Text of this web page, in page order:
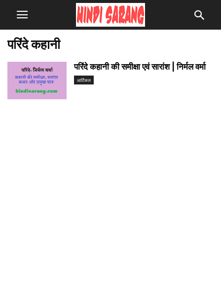
परिंदे कहानी
परिंदे कहानी की समीक्षा एवं सारांश | निर्मल वर्मा
आर्टिकल